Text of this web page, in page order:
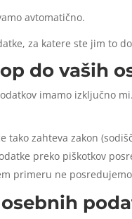
avtomatično.
za katere ste jim to
do vaših
imamo izključno mi.
tako zahteva zakon
preko piškotkov
primeru ne